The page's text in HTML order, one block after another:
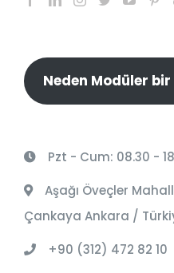
Neden Modüler bir
Pzt - Cum: 08.30 -
Aşağı Öveçler
Çankaya Ankara /
+90 (312) 472 82 10